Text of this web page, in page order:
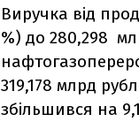
Виручка від
%) до 280,298
319,178 млрд
збільшився на